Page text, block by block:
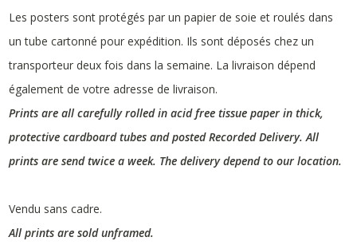
Les posters sont protégés par un papier de soie et roulés dans
un tube cartonné pour expédition. Ils sont déposés chez un
transporteur deux fois dans la semaine. La livraison dépend
également de votre adresse de livraison.
Prints are all carefully rolled in acid free tissue paper in thick,
protective cardboard tubes and posted Recorded Delivery. All
prints are send twice a week. The delivery depend to our location.
Vendu sans cadre.
All prints are sold unframed.